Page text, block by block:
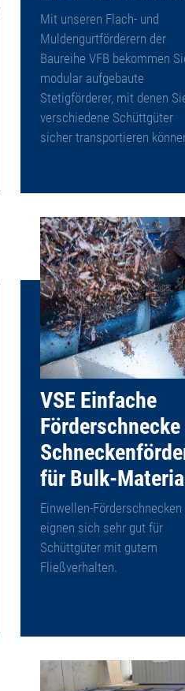
Mit unseren Flach- und
Muldengurtförderern der
Baureihe VFB bekommen
modular aufgebaute
Stetigförderer, mit denen
verschiedene Schüttgüter
sicher transportieren
VSE Einfache
für Bulk-
Einwellen-Förderschnecken
eignen sich sehr gut für
Schüttgüter mit gutem
Fließverhalten.